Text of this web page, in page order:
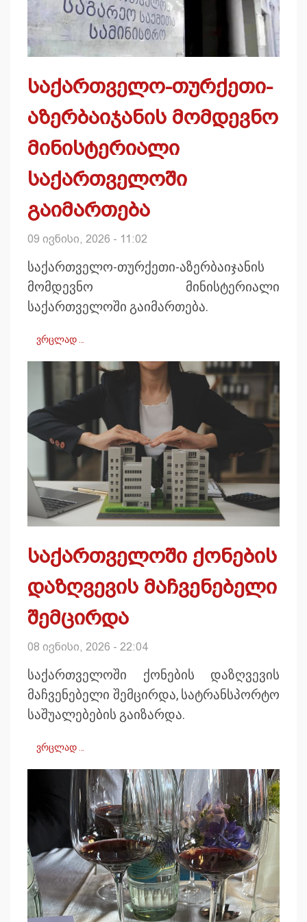
საქართველო-თურქეთი-
აზერბაიჯანის მომდევნო
მინისტერიალი
საქართველოში
გაიმართება
09 ივნისი, 2026 - 11:02
საქართველო-თურქეთი-აზერბაიჯანის
მომდევნო მინისტერიალი
საქართველოში გაიმართება.
ვრცლად …
საქართველოში ქონების
დაზღვევის მაჩვენებელი
შემცირდა
08 ივნისი, 2026 - 22:04
საქართველოში ქონების დაზღვევის
მაჩვენებელი შემცირდა, სატრანსპორტო
საშუალებების გაიზარდა.
ვრცლად …